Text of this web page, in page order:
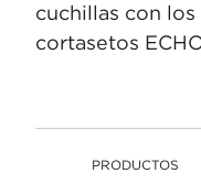
cuchillas con
cortasetos
PRODUCTOS